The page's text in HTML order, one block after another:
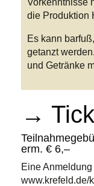
Vorkenntnisse
die Produktion
Es kann
getanzt
und Getränke
→
erm. € 6,–
Eine
www.krefeld.de/